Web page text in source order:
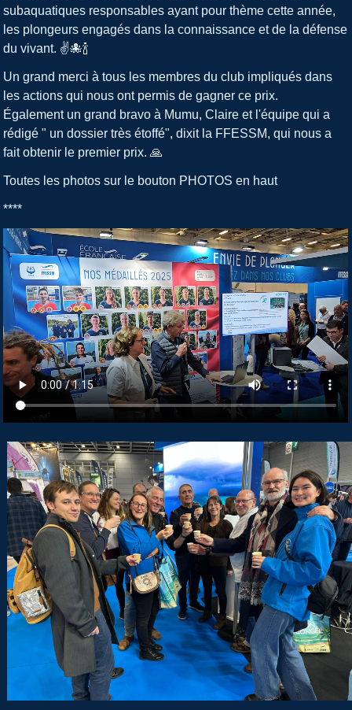
subaquatiques responsables ayant pour thème cette année,
les plongeurs engagés dans la connaissance et de la défense
du vivant. ✌️🐙🍾
Un grand merci à tous les membres du club impliqués dans
les actions qui nous ont permis de gagner ce prix.
Également un grand bravo à Mumu, Claire et l'équipe qui a
rédigé " un dossier très étoffé", dixit la FFESSM, qui nous a
fait obtenir le premier prix. 🙏
Toutes les photos sur le bouton PHOTOS en haut
****